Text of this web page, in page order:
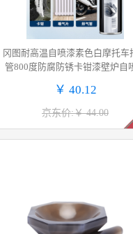
冈图耐高温自喷漆素色白摩托车
管800度防腐防锈卡钳漆壁炉自
￥ 40.12
京东价:￥ 44.00